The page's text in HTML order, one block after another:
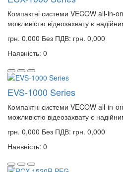
Компактні системи VECOW all-in-
можливістю відеозахвату є
грн. 0,000 Без ПДВ: грн. 0,000
Наявність: 0
EVS-1000 Series
Компактні системи VECOW all-in-
можливістю відеозахвату є
грн. 0,000 Без ПДВ: грн. 0,000
Наявність: 0